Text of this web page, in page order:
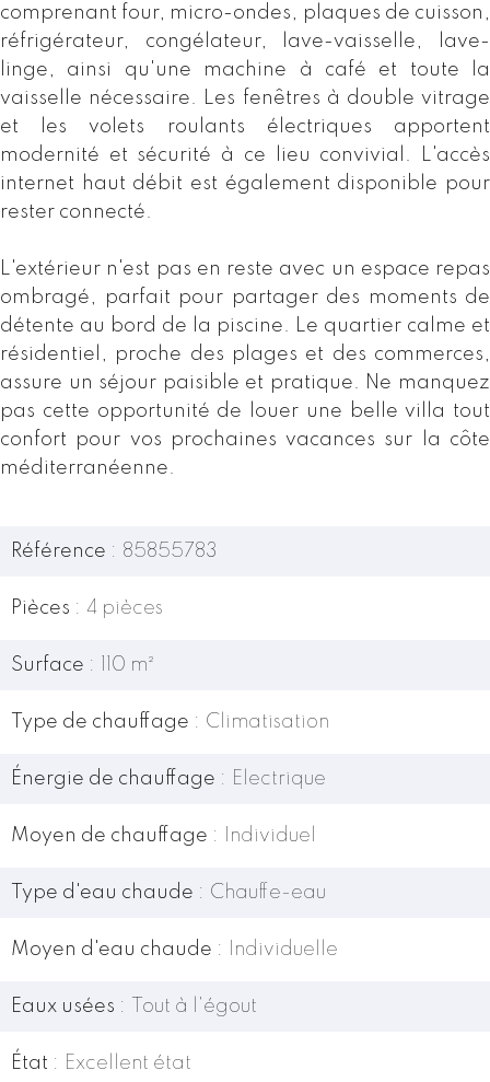
comprenant four, micro-ondes, plaques de cuisson,
réfrigérateur, congélateur, lave-vaisselle, lave-
linge, ainsi qu'une machine à café et toute la
vaisselle nécessaire. Les fenêtres à double vitrage
et les volets roulants électriques apportent
modernité et sécurité à ce lieu convivial. L'accès
internet haut débit est également disponible pour
rester connecté.
L'extérieur n'est pas en reste avec un espace repas
ombragé, parfait pour partager des moments de
détente au bord de la piscine. Le quartier calme et
résidentiel, proche des plages et des commerces,
assure un séjour paisible et pratique. Ne manquez
pas cette opportunité de louer une belle villa tout
confort pour vos prochaines vacances sur la côte
méditerranéenne.
Référence 85855783
Pièces 4 pièces
Surface 110 m²
Type de chauffage Climatisation
Énergie de chauffage Electrique
Moyen de chauffage Individuel
Type d'eau chaude Chauffe-eau
Moyen d'eau chaude Individuelle
Eaux usées Tout à l'égout
État Excellent état